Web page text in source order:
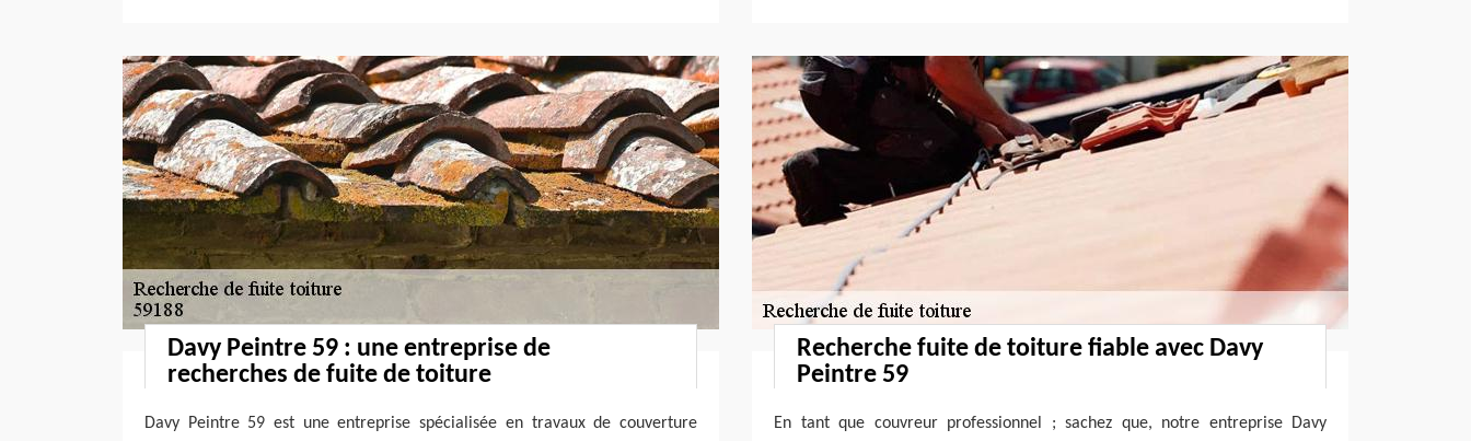
Davy Peintre 59 : une entreprise de
recherches de fuite de toiture
Davy Peintre 59 est une entreprise spécialisée en travaux de couverture
Recherche fuite de toiture fiable avec Davy
Peintre 59
En tant que couvreur professionnel ; sachez que, notre entreprise Davy